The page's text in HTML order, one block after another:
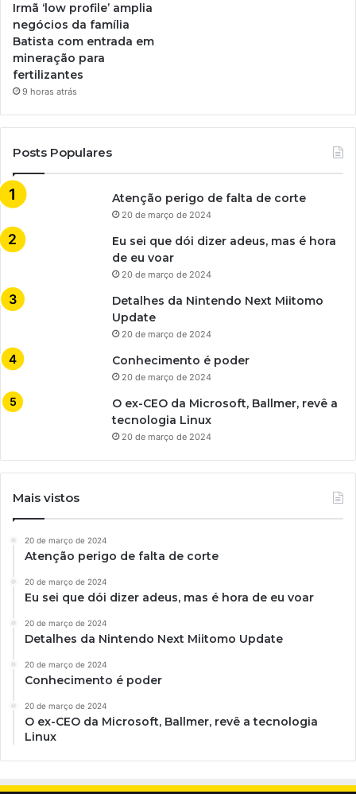
Irmã ‘low profile’ amplia
negócios da família
Batista com entrada em
mineração para
fertilizantes
9 horas atrás
Posts Populares
Atenção perigo de falta de corte
20 de março de 2024
Eu sei que dói dizer adeus, mas é hora
de eu voar
20 de março de 2024
Detalhes da Nintendo Next Miitomo
Update
20 de março de 2024
Conhecimento é poder
20 de março de 2024
O ex-CEO da Microsoft, Ballmer, revê a
tecnologia Linux
20 de março de 2024
Mais vistos
20 de março de 2024
Atenção perigo de falta de corte
20 de março de 2024
Eu sei que dói dizer adeus, mas é hora de eu voar
20 de março de 2024
Detalhes da Nintendo Next Miitomo Update
20 de março de 2024
Conhecimento é poder
20 de março de 2024
O ex-CEO da Microsoft, Ballmer, revê a tecnologia
Linux